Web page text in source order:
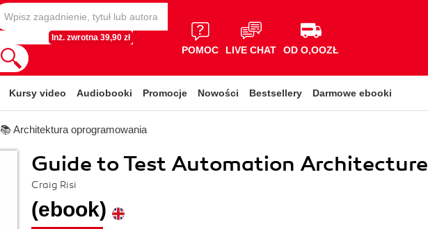
Inż. zwrotna 39,90 zł
POMOC LIVE CHAT OD O,OOZŁ
Kursy video Audiobooki Promocje Nowości Bestsellery Darmowe ebooki
📚 Architektura oprogramowania
Guide to Test Automation Architecture
Craig Risi
(ebook)